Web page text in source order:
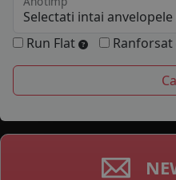
Run Flat Ranforsat